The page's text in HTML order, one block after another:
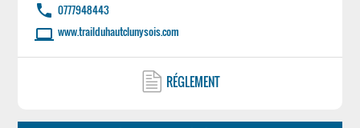
phone 0777948443
laptop www.trailduhautclunysois.com
RÉGLEMENT